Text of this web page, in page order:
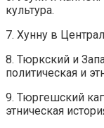
культура.
7. Хунну в
8. Тюркский и
политическая и
9. Тюргешский
этническая